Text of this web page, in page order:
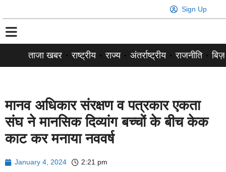
Sign Up
ताजा खबर राष्ट्रीय राज्य अंतर्राष्ट्रीय राजनीति
मानव अधिकार संरक्षण व पत्रकार एकता
संघ ने मानसिक दिव्यांग बच्चों के बीच केक
काट कर मनाया नववर्ष
January 4, 2024 2:21 pm